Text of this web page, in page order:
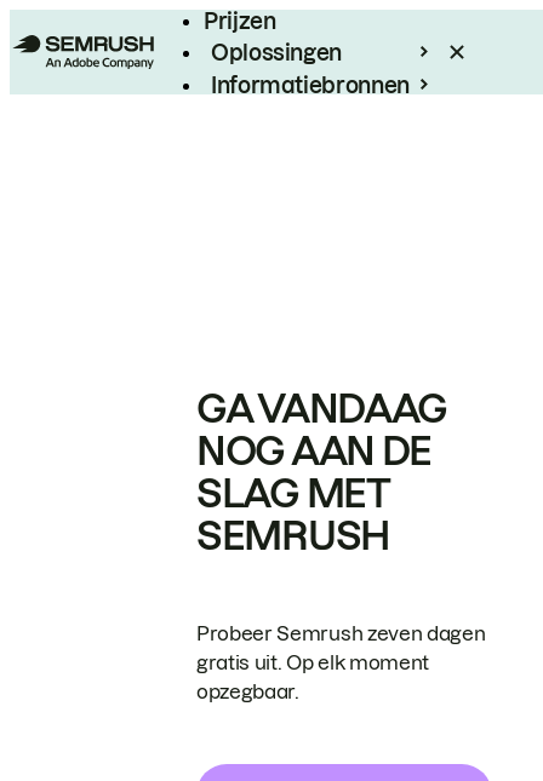
Prijzen
Oplossingen
Informatiebronnen
GA VANDAAG
NOG AAN DE
SLAG MET
SEMRUSH
Probeer Semrush zeven dagen
gratis uit. Op elk moment
opzegbaar.